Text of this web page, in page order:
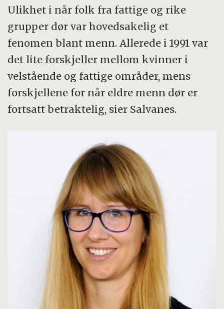
Ulikhet i når folk fra fattige og rike
grupper dør var hovedsakelig et
fenomen blant menn. Allerede i 1991 var
det lite forskjeller mellom kvinner i
velstående og fattige områder, mens
forskjellene for når eldre menn dør er
fortsatt betraktelig, sier Salvanes.